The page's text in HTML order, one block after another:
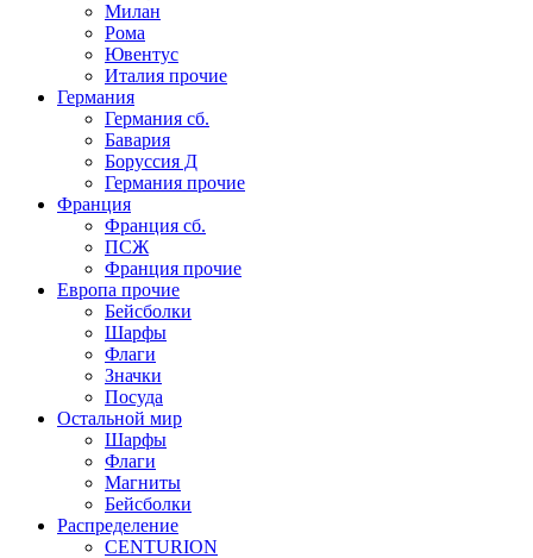
Милан
Рома
Ювентус
Италия прочие
Германия
Германия сб.
Бавария
Боруссия Д
Германия прочие
Франция
Франция сб.
ПСЖ
Франция прочие
Европа прочие
Бейсболки
Шарфы
Флаги
Значки
Посуда
Остальной мир
Шарфы
Флаги
Магниты
Бейсболки
Распределение
CENTURION